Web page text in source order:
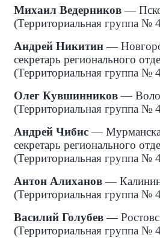
Михаил Ведерников—
(Территориальная группа №
Андрей Никитин—
секретарь регионального
(Территориальная группа №
Олег Кувшинников—
(Территориальная группа №
Андрей Чибис—
секретарь регионального
(Территориальная группа №
Антон Алиханов—
(Территориальная группа №
Василий Голубев—
(Территориальная группа №